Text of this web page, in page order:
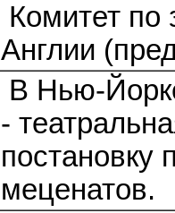
Комитет по
Англии
В Нью-
-
постановку
меценатов.